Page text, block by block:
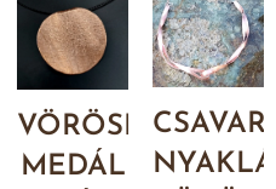
VÖRÖSRÉZ
MEDÁL